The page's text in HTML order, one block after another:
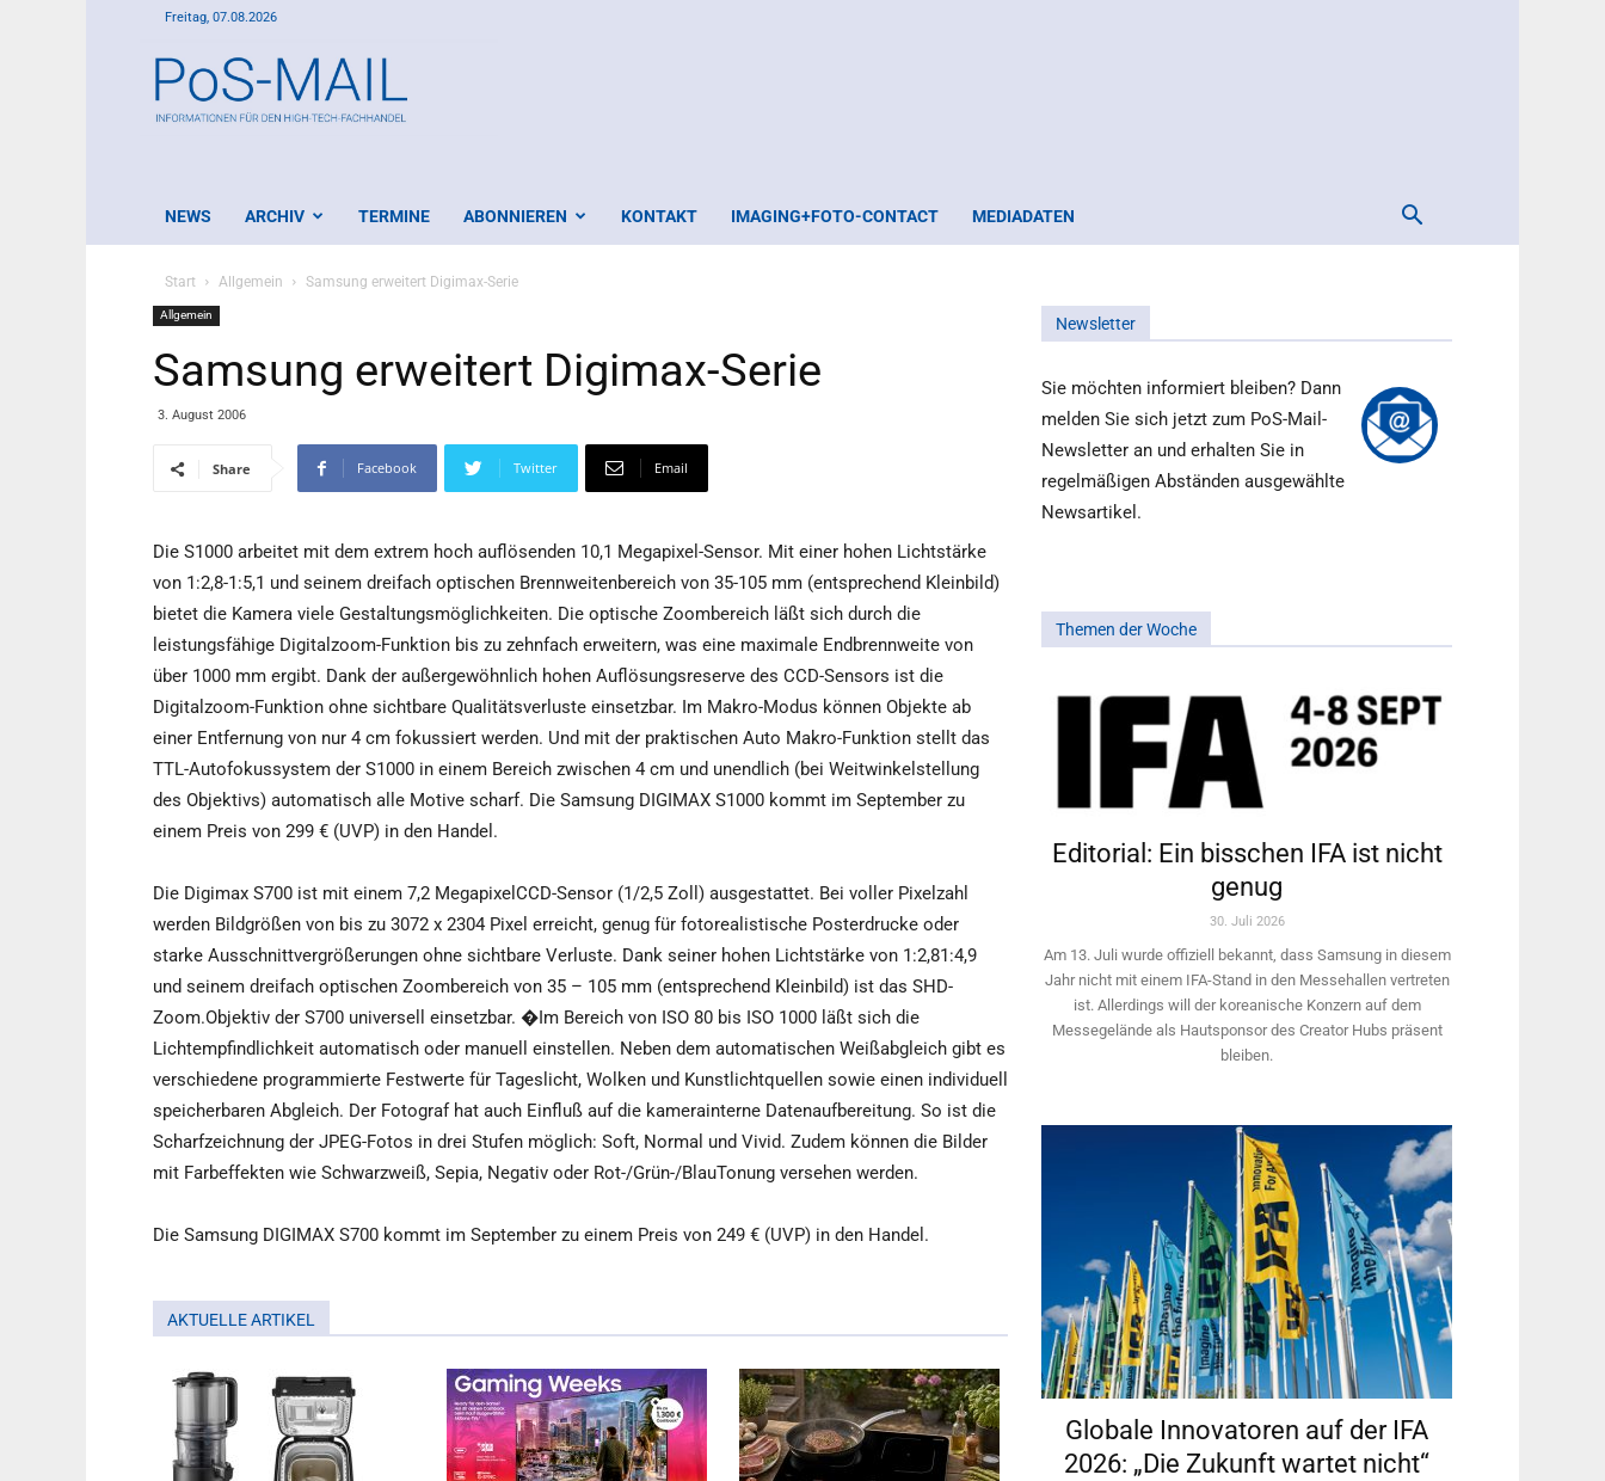
Freitag, 07.08.2026
Mail
NEWS ARCHIV TERMINE ABONNIEREN KONTAKT IMAGING+FOTO-CONTACT MEDIADATEN
Start Allgemein Samsung erweitert Digimax-Serie
Allgemein
Samsung erweitert Digimax-Serie
3. August 2006
Share Facebook Twitter Email
Die S1000 arbeitet mit dem extrem hoch auflösenden 10,1 Megapixel-Sensor. Mit einer hohen Lichtstärke
von 1:2,8-1:5,1 und seinem dreifach optischen Brennweitenbereich von 35-105 mm (entsprechend Kleinbild)
bietet die Kamera viele Gestaltungsmöglichkeiten. Die optische Zoombereich läßt sich durch die
leistungsfähige Digitalzoom-Funktion bis zu zehnfach erweitern, was eine maximale Endbrennweite von
über 1000 mm ergibt. Dank der außergewöhnlich hohen Auflösungsreserve des CCD-Sensors ist die
Digitalzoom-Funktion ohne sichtbare Qualitätsverluste einsetzbar. Im Makro-Modus können Objekte ab
einer Entfernung von nur 4 cm fokussiert werden. Und mit der praktischen Auto Makro-Funktion stellt das
TTL-Autofokussystem der S1000 in einem Bereich zwischen 4 cm und unendlich (bei Weitwinkelstellung
des Objektivs) automatisch alle Motive scharf. Die Samsung DIGIMAX S1000 kommt im September zu
einem Preis von 299 € (UVP) in den Handel.
Die Digimax S700 ist mit einem 7,2 MegapixelCCD-Sensor (1/2,5 Zoll) ausgestattet. Bei voller Pixelzahl
werden Bildgrößen von bis zu 3072 x 2304 Pixel erreicht, genug für fotorealistische Posterdrucke oder
starke Ausschnittvergrößerungen ohne sichtbare Verluste. Dank seiner hohen Lichtstärke von 1:2,81:4,9
und seinem dreifach optischen Zoombereich von 35 – 105 mm (entsprechend Kleinbild) ist das SHD-
Zoom.Objektiv der S700 universell einsetzbar. �Im Bereich von ISO 80 bis ISO 1000 läßt sich die
Lichtempfindlichkeit automatisch oder manuell einstellen. Neben dem automatischen Weißabgleich gibt es
verschiedene programmierte Festwerte für Tageslicht, Wolken und Kunstlichtquellen sowie einen individuell
speicherbaren Abgleich. Der Fotograf hat auch Einfluß auf die kamerainterne Datenaufbereitung. So ist die
Scharfzeichnung der JPEG-Fotos in drei Stufen möglich: Soft, Normal und Vivid. Zudem können die Bilder
mit Farbeffekten wie Schwarzweiß, Sepia, Negativ oder Rot-/Grün-/BlauTonung versehen werden.
Die Samsung DIGIMAX S700 kommt im September zu einem Preis von 249 € (UVP) in den Handel.
AKTUELLE ARTIKEL
Newsletter
Sie möchten informiert bleiben? Dann
melden Sie sich jetzt zum PoS-Mail-
Newsletter an und erhalten Sie in
regelmäßigen Abständen ausgewählte
Newsartikel.
Themen der Woche
Editorial: Ein bisschen IFA ist nicht
genug
30. Juli 2026
Am 13. Juli wurde offiziell bekannt, dass Samsung in diesem
Jahr nicht mit einem IFA-Stand in den Messehallen vertreten
ist. Allerdings will ­der koreanische Konzern auf dem
Messegelände als Hautsponsor des Creator Hubs präsent
bleiben.
Globale Innovatoren auf der IFA
2026: „Die Zukunft wartet nicht“